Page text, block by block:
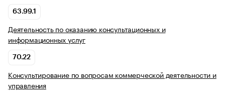
63.99.1
Деятельность по оказанию консультационных и
информационных услуг
70.22
Консультирование по вопросам коммерческой деятельности и
управления